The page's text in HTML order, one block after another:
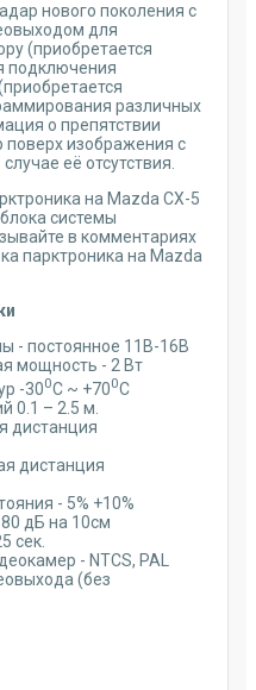
нового поколения с
для
(приобретается
подключения
различных
о препятствии
изображения с
её отсутствия.
на Mazda CX-5
системы
в комментариях
парктроника на Mazda
- постоянное 11В-16В
мощность - 2 Вт
-300С ~ +700С
0.1 – 2.5 м.
дистанция
дистанция
- 5% +10%
дБ на 10см
сек.
- NTCS, PAL
(без